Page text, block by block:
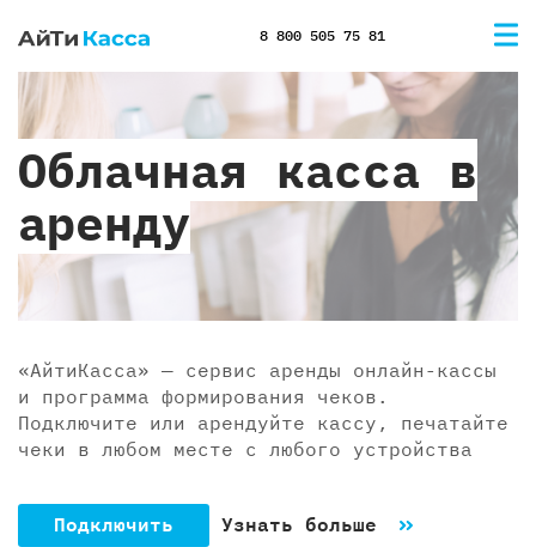
8 800 505 75 81
Облачная касса в
аренду
«АйтиКасса» — сервис аренды онлайн-кассы
и программа формирования чеков.
Подключите или арендуйте кассу, печатайте
чеки в любом месте с любого устройства
Подключить Узнать больше